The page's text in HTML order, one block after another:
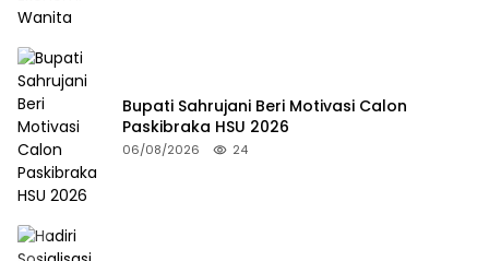
Bupati Sahrujani Beri Motivasi Calon
Paskibraka HSU 2026
06/08/2026 24